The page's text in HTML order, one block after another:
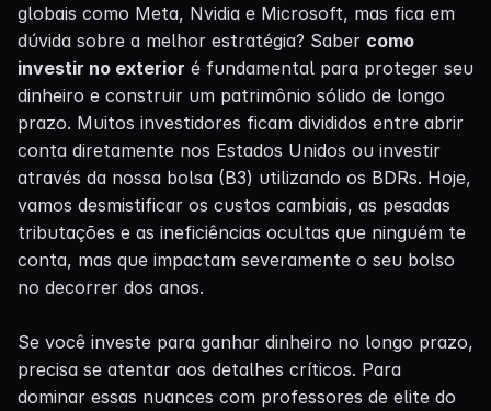
globais como Meta, Nvidia e Microsoft, mas fica em
dúvida sobre a melhor estratégia? Saber como
investir no exterior é fundamental para proteger seu
dinheiro e construir um patrimônio sólido de longo
prazo. Muitos investidores ficam divididos entre abrir
conta diretamente nos Estados Unidos ou investir
através da nossa bolsa (B3) utilizando os BDRs. Hoje,
vamos desmistificar os custos cambiais, as pesadas
tributações e as ineficiências ocultas que ninguém te
conta, mas que impactam severamente o seu bolso
no decorrer dos anos.
Se você investe para ganhar dinheiro no longo prazo,
precisa se atentar aos detalhes críticos. Para
dominar essas nuances com professores de elite do